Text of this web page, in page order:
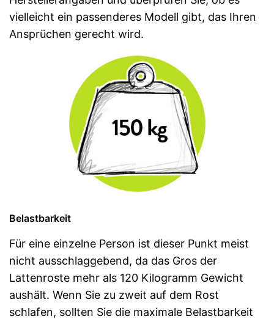
vielleicht ein passenderes Modell gibt, das Ihren
Ansprüchen gerecht wird.
Belastbarkeit
Für eine einzelne Person ist dieser Punkt meist
nicht ausschlaggebend, da das Gros der
Lattenroste mehr als 120 Kilogramm Gewicht
aushält. Wenn Sie zu zweit auf dem Rost
schlafen, sollten Sie die maximale Belastbarkeit